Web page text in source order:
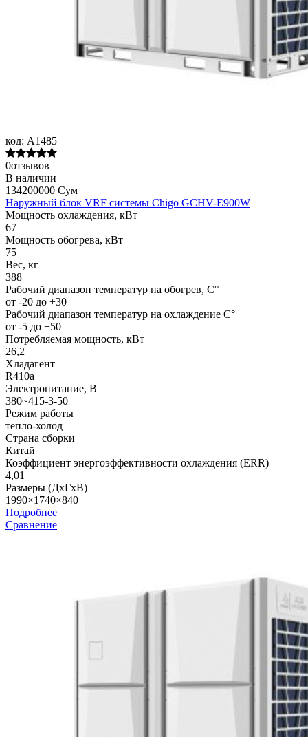
код: A1485
0отзывов
В наличии
134200000 Сум
Наружный блок VRF системы Chigo GCHV-E900W
Мощность охлаждения, кВт
67
Мощность обогрева, кВт
75
Вес, кг
388
Рабочий диапазон температур на обогрев, С°
от -20 до +30
Рабочий диапазон температур на охлаждение С°
от -5 до +50
Потребляемая мощность, кВт
26,2
Хладагент
R410a
Электропитание, В
380~415-3-50
Режим работы
тепло-холод
Страна сборки
Китай
Коэффициент энергоэффективности охлаждения (ERR)
4,01
Размеры (ДхГхВ)
1990×1740×840
Подробнее
Сравнение